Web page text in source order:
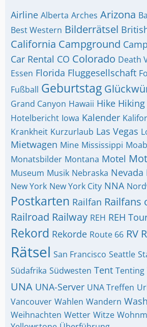
Airline Alberta Arches Arizona
Best Western Bilderrätsel
California Campground
Car Rental CO Colorado Death
Essen Florida Fluggesellschaft
Fußball Geburtstag
Grand Canyon Hawaii Hike Hiking
Hotelbericht Iowa Kalender
Krankheit Kurzurlaub Las Vegas
Mietwagen Mine Mississippi Moab
Monatsbilder Montana Motel
Museum Musik Nebraska Nevada
New York New York City NNA
Postkarten Railfan Railfans
Railroad Railway REH REH
Rekord Rekorde Route 66 RV
Rätsel San Francisco Seattle
Südafrika Südwesten Tent Tenting
UNA UNA-Server UNA Treffen
Vancouver Wahlen Wandern
Weihnachten Wetter Witze